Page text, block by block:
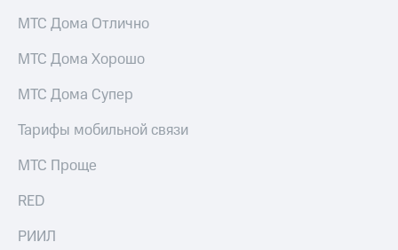
МТС Дома Отлично
МТС Дома Хорошо
МТС Дома Супер
Тарифы мобильной связи
МТС Проще
RED
РИИЛ